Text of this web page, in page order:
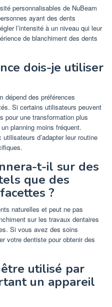
personnalisables de NuBeam
ayant des dents
l’intensité à un niveau qui leur
de blanchiment des dents
dois-je utiliser
dépend des préférences
Si certains utilisateurs peuvent
pour une transformation plus
planning moins fréquent.
d’adapter leur routine
t-il sur des
que des
?
naturelles et peut ne pas
sur les travaux dentaires
Si vous avez des soins
votre dentiste pour obtenir des
utilisé par
un appareil